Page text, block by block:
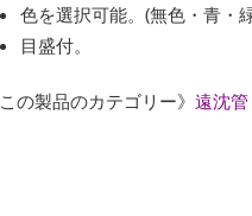
色を選択可能。(無色・青・
目盛付。
この製品のカテゴリー》 遠沈